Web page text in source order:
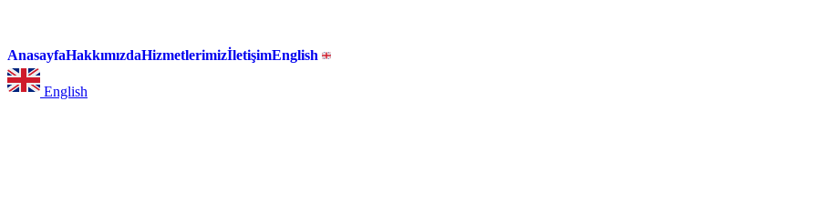
AnasayfaHakkımızdaHizmetlerimizİletişimEnglish
English